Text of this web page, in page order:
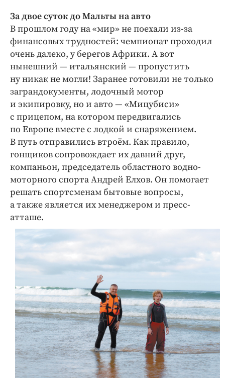
За двое суток до Мальты на авто
В прошлом году на «мир» не поехали из-за
финансовых трудностей: чемпионат проходил
очень далеко, у берегов Африки. А вот
нынешний — италь­янский — пропустить
ну никак не могли! Заранее готовили не только
заграндокументы, лодочный мотор
и экипировку, но и авто — «Мицубиси»
с прицепом, на котором передвигались
по Европе вместе с лодкой и снаряжением.
В путь отправились втроём. Как правило,
гонщиков сопровождает их давний друг,
компаньон, председатель областного водно-
моторного спорта Андрей Елхов. Он помогает
решать спортсменам бытовые вопросы,
а также является их менеджером и пресс-
атташе.